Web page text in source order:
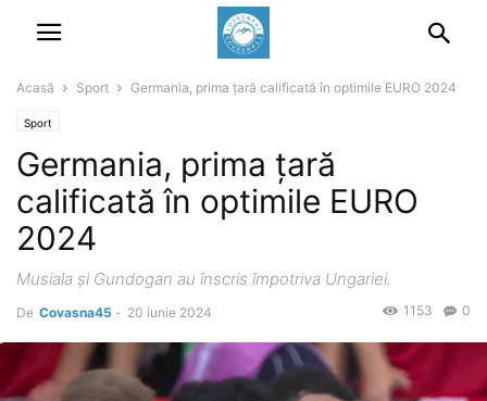
Acasă Sport Germania, prima țară calificată în optimile EURO 2024
Sport
Germania, prima țară
calificată în optimile EURO
2024
Musiala și Gundogan au înscris împotriva Ungariei.
De Covasna45 - 20 iunie 2024 0
1153